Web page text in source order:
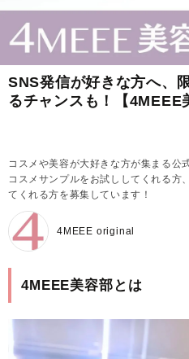
SNS発信が好きな方へ、
るチャンスも！【4MEEE
コスメや美容が大好きな方が集まる
コスメサンプルをお試ししてくれる方
てくれる方を募集しています！
4MEEE original
4MEEE美容部とは